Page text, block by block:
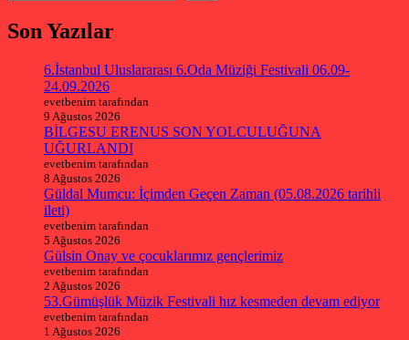
Son Yazılar
6.İstanbul Uluslararası 6.Oda Müziği Festivali 06.09-
24.09.2026
evetbenim tarafından
9 Ağustos 2026
BİLGESU ERENUS SON YOLCULUĞUNA
UĞURLANDI
evetbenim tarafından
8 Ağustos 2026
Güldal Mumcu: İçimden Geçen Zaman (05.08.2026 tarihli
ileti)
evetbenim tarafından
5 Ağustos 2026
Gülsin Onay ve çocuklarımız gençlerimiz
evetbenim tarafından
2 Ağustos 2026
53.Gümüşlük Müzik Festivali hız kesmeden devam ediyor
evetbenim tarafından
1 Ağustos 2026